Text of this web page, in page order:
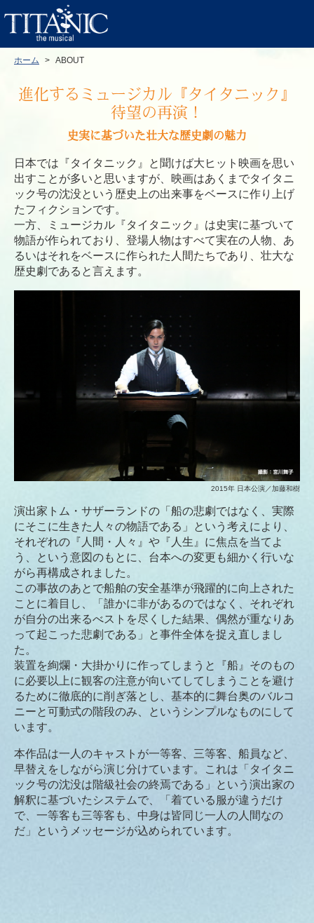
ホーム ABOUT
進化するミュージカル『タイタニック』
待望の再演！
史実に基づいた壮大な歴史劇の魅力
日本では『タイタニック』と聞けば大ヒット映画を思い
出すことが多いと思いますが、映画はあくまでタイタニ
ック号の沈没という歴史上の出来事をベースに作り上げ
たフィクションです。
一方、ミュージカル『タイタニック』は史実に基づいて
物語が作られており、登場人物はすべて実在の人物、あ
るいはそれをベースに作られた人間たちであり、壮大な
歴史劇であると言えます。
2015年 日本公演／加藤和樹
演出家トム・サザーランドの「船の悲劇ではなく、実際
にそこに生きた人々の物語である」という考えにより、
それぞれの『人間・人々』や『人生』に焦点を当てよ
う、という意図のもとに、台本への変更も細かく行いな
がら再構成されました。
この事故のあとで船舶の安全基準が飛躍的に向上された
ことに着目し、「誰かに非があるのではなく、それぞれ
が自分の出来るべストを尽くした結果、偶然が重なりあ
って起こった悲劇である」と事件全体を捉え直しまし
た。
装置を絢爛・大掛かりに作ってしまうと『船』そのもの
に必要以上に観客の注意が向いてしてしまうことを避け
るために徹底的に削ぎ落とし、基本的に舞台奥のバルコ
ニーと可動式の階段のみ、というシンプルなものにして
います。
本作品は一人のキャストが一等客、三等客、船員など、
早替えをしながら演じ分けています。これは「タイタニ
ック号の沈没は階級社会の終焉である」という演出家の
解釈に基づいたシステムで、「着ている服が違うだけ
で、一等客も三等客も、中身は皆同じ一人の人間なの
だ」というメッセージが込められています。